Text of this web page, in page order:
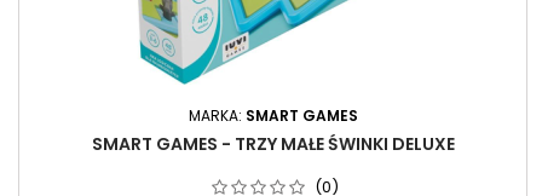
MARKA: SMART GAMES
SMART GAMES - TRZY MAŁE ŚWINKI DELUXE
(0)